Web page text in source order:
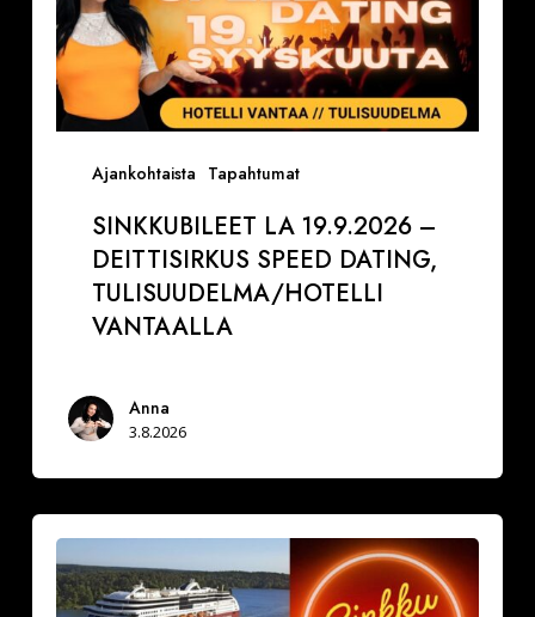
Ajankohtaista Tapahtumat
SINKKUBILEET LA 19.9.2026 –
DEITTISIRKUS SPEED DATING,
TULISUUDELMA/HOTELLI
VANTAALLA
Anna
3.8.2026
29.8.2026
Varaa